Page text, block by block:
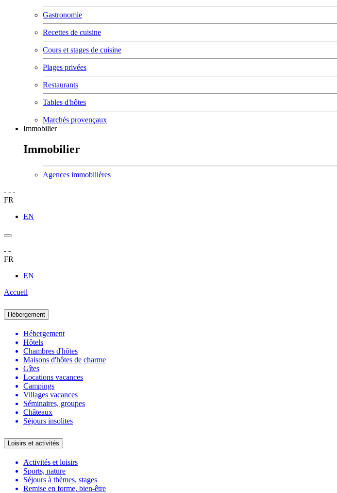
Gastronomie
Recettes de cuisine
Cours et stages de cuisine
Plages privées
Restaurants
Tables d'hôtes
Marchés provençaux
Immobilier
Immobilier
Agences immobilières
- - -
FR
EN
- -
FR
EN
Accueil
Hébergement
Hébergement
Hôtels
Chambres d'hôtes
Maisons d'hôtes de charme
Gîtes
Locations vacances
Campings
Villages vacances
Séminaires, groupes
Châteaux
Séjours insolites
Loisirs et activités
Activités et loisirs
Sports, nature
Séjours à thèmes, stages
Remise en forme, bien-être